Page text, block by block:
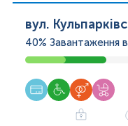
вул.
40% Завантаження